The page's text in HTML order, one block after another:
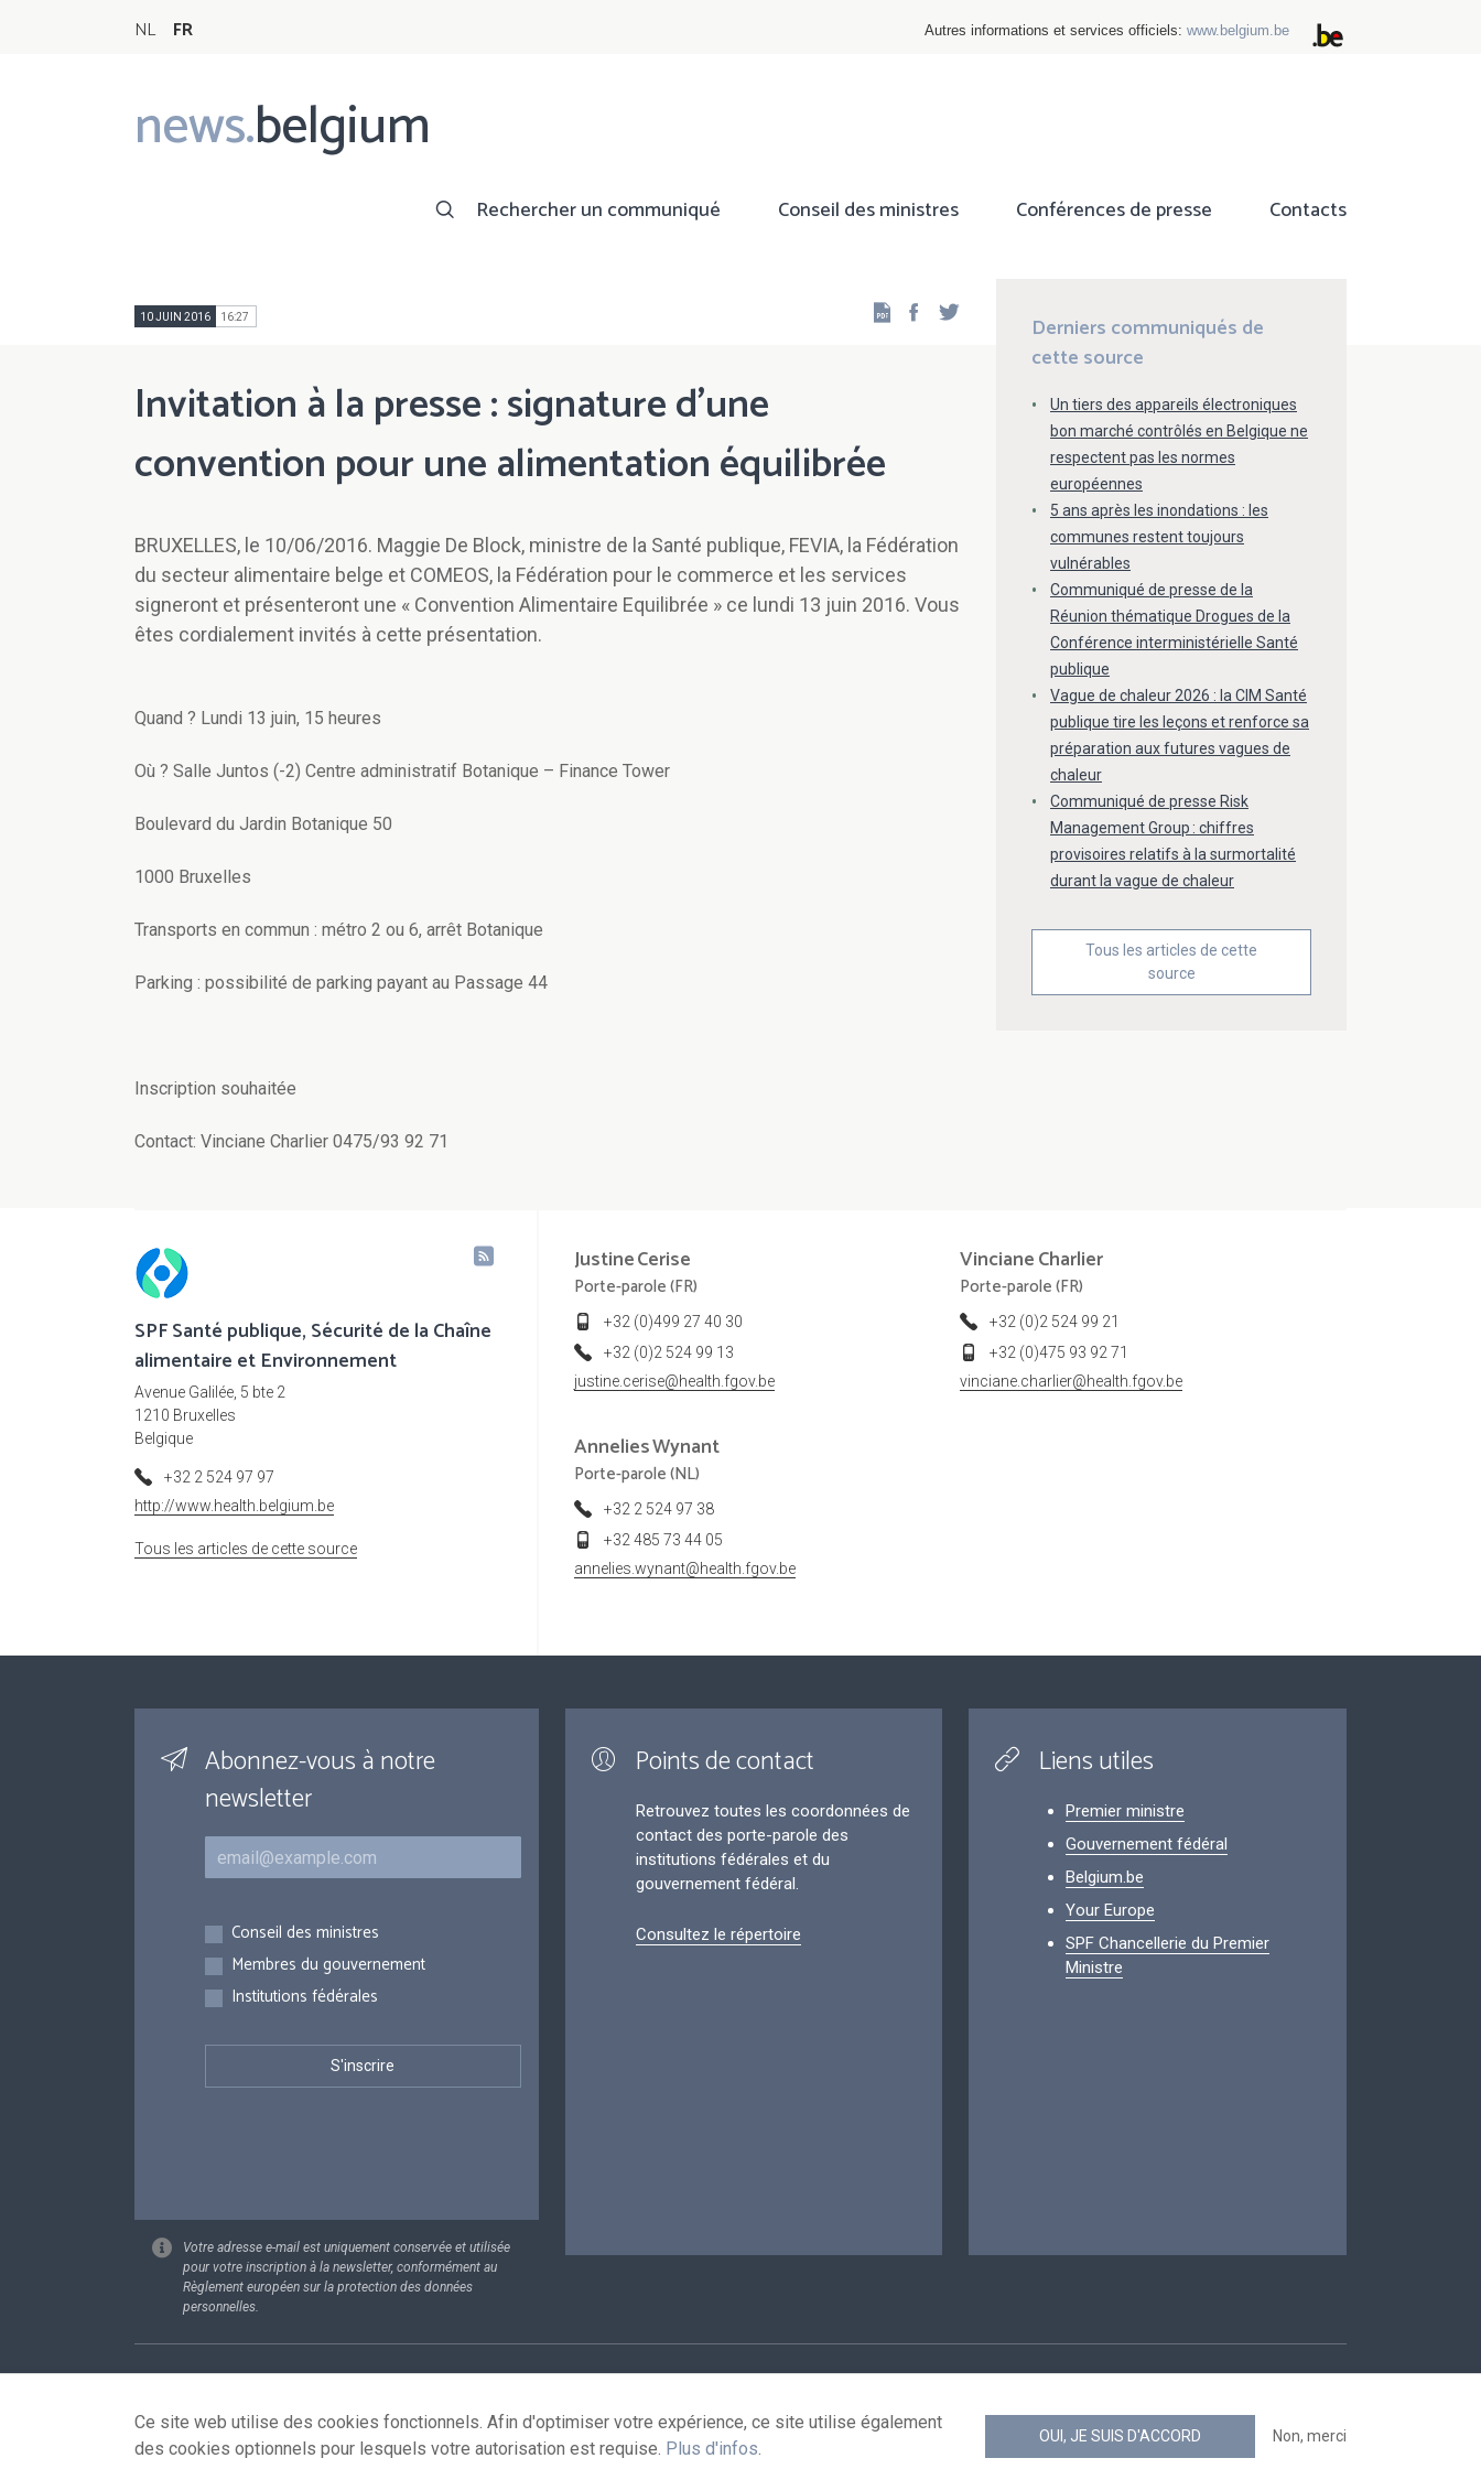
NL FR Autres informations et services officiels: www.belgium.be
news.belgium
Main
navigation
Rechercher un communiqué Conseil des ministres Conférences de presse Contacts
10 JUIN 2016 16:27 Facebook
Invitation à la presse : signature d’une
convention pour une alimentation équilibrée
BRUXELLES, le 10/06/2016. Maggie De Block, ministre de la Santé publique, FEVIA, la Fédération
du secteur alimentaire belge et COMEOS, la Fédération pour le commerce et les services
signeront et présenteront une « Convention Alimentaire Equilibrée » ce lundi 13 juin 2016. Vous
êtes cordialement invités à cette présentation.
Quand ? Lundi 13 juin, 15 heures
Où ? Salle Juntos (-2) Centre administratif Botanique – Finance Tower
Boulevard du Jardin Botanique 50
1000 Bruxelles
Transports en commun : métro 2 ou 6, arrêt Botanique
Parking : possibilité de parking payant au Passage 44
Inscription souhaitée
Contact: Vinciane Charlier 0475/93 92 71
Derniers communiqués de
cette source
Un tiers des appareils électroniques
bon marché contrôlés en Belgique ne
respectent pas les normes
européennes
5 ans après les inondations : les
communes restent toujours
vulnérables
Communiqué de presse de la
Réunion thématique Drogues de la
Conférence interministérielle Santé
publique
Vague de chaleur 2026 : la CIM Santé
publique tire les leçons et renforce sa
préparation aux futures vagues de
chaleur
Communiqué de presse Risk
Management Group : chiffres
provisoires relatifs à la surmortalité
durant la vague de chaleur
Tous les articles de cette
source
SPF Santé publique, Sécurité de la Chaîne
alimentaire et Environnement
Avenue Galilée, 5 bte 2
1210 Bruxelles
Belgique
+32 2 524 97 97
http://www.health.belgium.be
Tous les articles de cette source
JustineCerise
Porte-parole (FR)
+32 (0)499 27 40 30
+32 (0)2 524 99 13
justine.cerise@health.fgov.be
VincianeCharlier
Porte-parole (FR)
+32 (0)2 524 99 21
+32 (0)475 93 92 71
vinciane.charlier@health.fgov.be
AnneliesWynant
Porte-parole (NL)
+32 2 524 97 38
+32 485 73 44 05
annelies.wynant@health.fgov.be
Abonnez-vous à notre
newsletter
Courriel
Inscriptions
Conseil des ministres
Membres du gouvernement
Institutions fédérales
Votre adresse e-mail est uniquement conservée et utilisée
pour votre inscription à la newsletter, conformément au
Règlement européen sur la protection des données
personnelles.
Points de contact
Retrouvez toutes les coordonnées de
contact des porte-parole des
institutions fédérales et du
gouvernement fédéral.
Consultez le répertoire
Liens utiles
Premier ministre
Gouvernement fédéral
Belgium.be
Your Europe
SPF Chancellerie du Premier
Ministre
Ce site web utilise des cookies fonctionnels. Afin d'optimiser votre expérience, ce site utilise également
des cookies optionnels pour lesquels votre autorisation est requise. Plus d'infos.
OUI, JE SUIS D'ACCORD Non, merci